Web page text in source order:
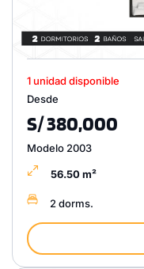
1 unidad disponible
Desde
S/ 380,000
Modelo 2003
56.50 m²
2 dorms.